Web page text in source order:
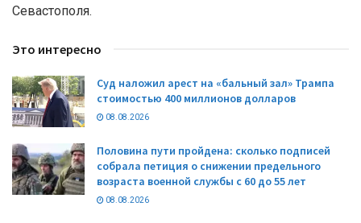
Севастополя.
Это интересно
Суд наложил арест на «бальный зал» Трампа
стоимостью 400 миллионов долларов
08.08.2026
Половина пути пройдена: сколько подписей
собрала петиция о снижении предельного
возраста военной службы с 60 до 55 лет
08.08.2026